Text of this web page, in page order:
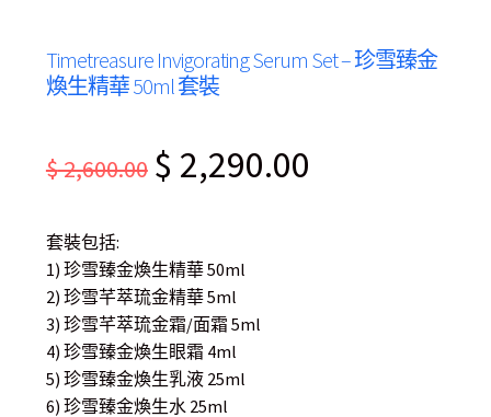
Timetreasure Invigorating Serum Set – 珍雪臻金
煥生精華 50ml 套裝
$2,600.00 Original
price
$ 2,600.00.
$ 2,290.00
套裝包括:
1) 珍雪臻金煥生精華 50ml
2) 珍雪芊萃琉金精華 5ml
3) 珍雪芊萃琉金霜/面霜 5ml
4) 珍雪臻金煥生眼霜 4ml
5) 珍雪臻金煥生乳液 25ml
6) 珍雪臻金煥生水 25ml